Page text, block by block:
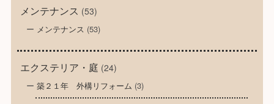
メンテナンス (53)
メンテナンス (53)
エクステリア・庭 (24)
築２１年 外構リフォーム (3)